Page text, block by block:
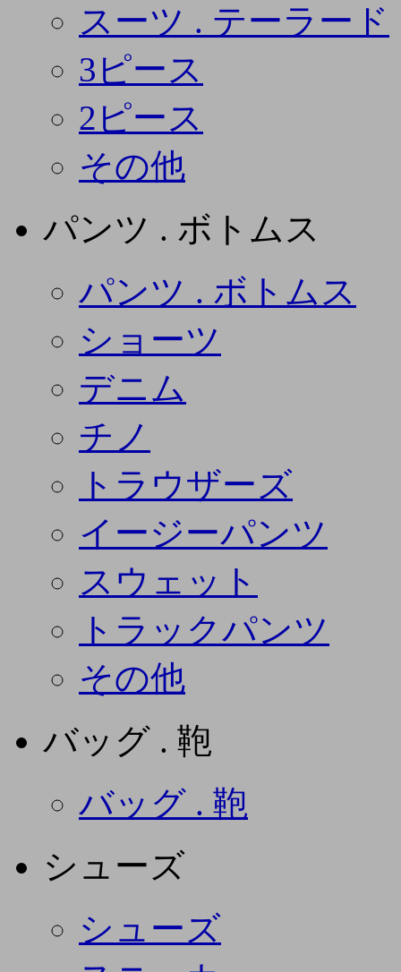
スーツ . テーラード
3ピース
2ピース
その他
パンツ . ボトムス
パンツ . ボトムス
ショーツ
デニム
チノ
トラウザーズ
イージーパンツ
スウェット
トラックパンツ
その他
バッグ . 鞄
バッグ . 鞄
シューズ
シューズ